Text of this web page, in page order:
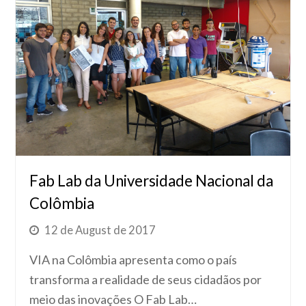
Fab Lab da Universidade Nacional da
Colômbia
12 de August de 2017
VIA na Colômbia apresenta como o país
transforma a realidade de seus cidadãos por
meio das inovações O Fab Lab…